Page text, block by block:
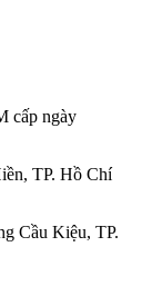
cấp ngày
TP. Hồ Chí
Cầu Kiệu, TP.